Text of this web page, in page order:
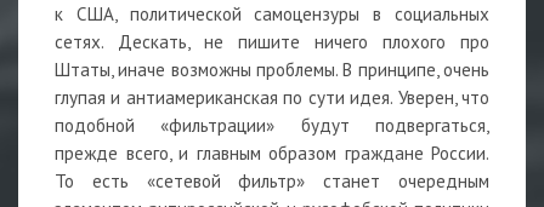
к США, политической самоцензуры в социальных
сетях. Дескать, не пишите ничего плохого про
Штаты, иначе возможны проблемы. В принципе, очень
глупая и антиамериканская по сути идея. Уверен, что
подобной «фильтрации» будут подвергаться,
прежде всего, и главным образом граждане России.
То есть «сетевой фильтр» станет очередным